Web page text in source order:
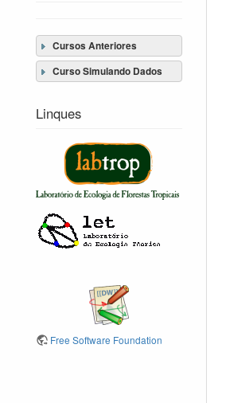
Cursos Anteriores
Curso Simulando Dados
Linques
Free Software Foundation